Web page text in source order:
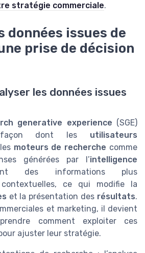
stratégie commerciale.
données issues de
prise de décision
les données issues
generative experience (SGE)
façon dont les utilisateurs
moteurs de recherche comme
générées par l’intelligence
des informations plus
contextuelles, ce qui modifie la
et la présentation des résultats.
et marketing, il devient
comment exploiter ces
ajuster leur stratégie.